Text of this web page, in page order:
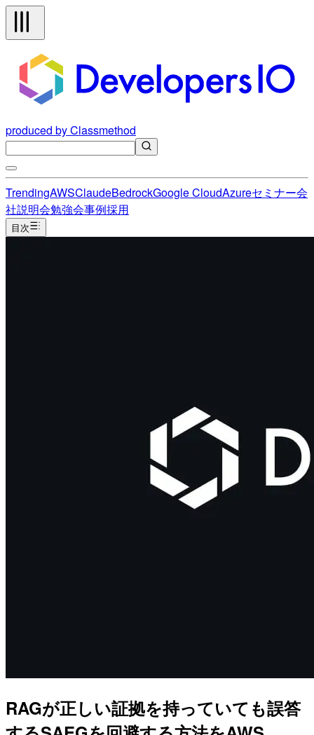
produced by Classmethod
TrendingAWSClaudeBedrockGoogle CloudAzureセミナー会
社説明会勉強会事例採用
目次
RAGが正しい証拠を持っていても誤答